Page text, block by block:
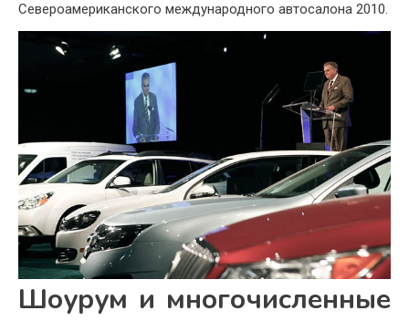
Североамериканского международного автосалона 2010.
Шоурум и многочисленные